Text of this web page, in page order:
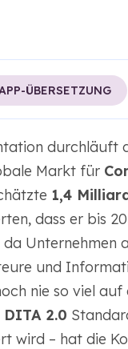
ÜBERSETZUNG
durchläuft
Markt für
1,4
dass er bis
Unternehmen
und
nie so viel auf
DITA 2.0
wird – hat die